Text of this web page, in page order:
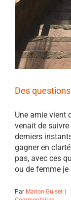
Des
Une amie vient
venait de
derniers
gagner en
pas, avec ces
ou de femme je
Par Marion Guiset |